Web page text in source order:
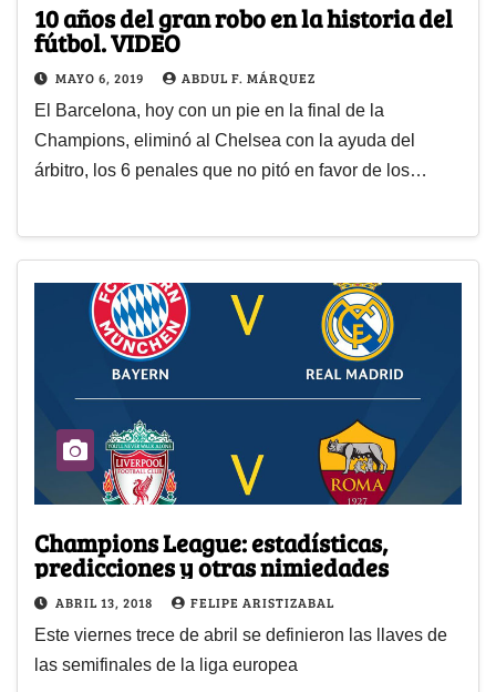
10 años del gran robo en la historia del
fútbol. VIDEO
MAYO 6, 2019 ABDUL F. MÁRQUEZ
El Barcelona, hoy con un pie en la final de la
Champions, eliminó al Chelsea con la ayuda del
árbitro, los 6 penales que no pitó en favor de los…
Champions League: estadísticas,
predicciones y otras nimiedades
ABRIL 13, 2018 FELIPE ARISTIZABAL
Este viernes trece de abril se definieron las llaves de
las semifinales de la liga europea